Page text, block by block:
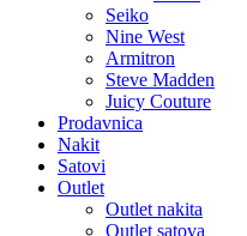
Seiko
Nine West
Armitron
Steve Madden
Juicy Couture
Prodavnica
Nakit
Satovi
Outlet
Outlet nakita
Outlet satova